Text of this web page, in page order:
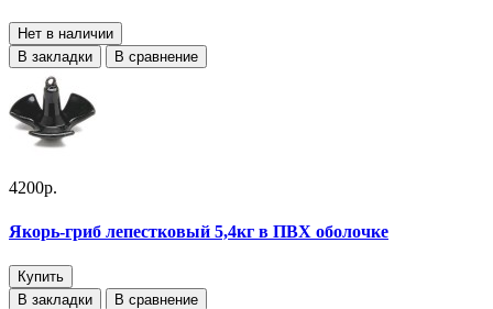
Нет в наличии
В закладки
В сравнение
4200р.
Якорь-гриб лепестковый 5,4кг в ПВХ оболочке
Купить
В закладки
В сравнение